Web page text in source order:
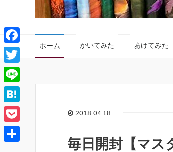
ホーム かいてみた あけてみた
2018.04.18
毎日開封【マ
F
a
c
e
b
o
T
w
i
L
i
n
e
H
a
t
P